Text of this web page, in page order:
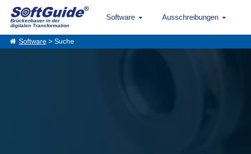
Brückenbauer in der
digitalen Transformation
Software Ausschreibungen
Software > Suche